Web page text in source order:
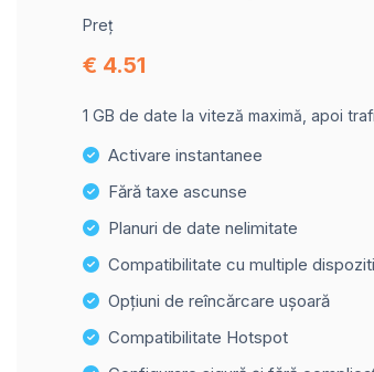
Preț
€ 4.51
1 GB de date la viteză maximă, apoi
Activare instantanee
Fără taxe ascunse
Planuri de date nelimitate
Compatibilitate cu multiple
Opțiuni de reîncărcare ușoară
Compatibilitate Hotspot